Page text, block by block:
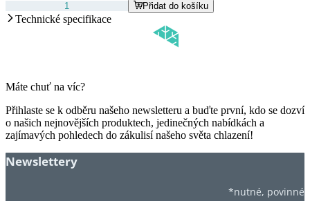
Přidat do košíku
Technické specifikace
Máte chuť na víc?
Přihlaste se k odběru našeho newsletteru a buďte první, kdo se dozví
o našich nejnovějších produktech, jedinečných nabídkách a
zajímavých pohledech do zákulisí našeho světa chlazení!
Newslettery
*nutné, povinné